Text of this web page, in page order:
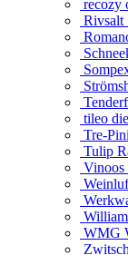
recozy
Rivsalt
tileo
Tre-
Tulip
Vinoos
WMG